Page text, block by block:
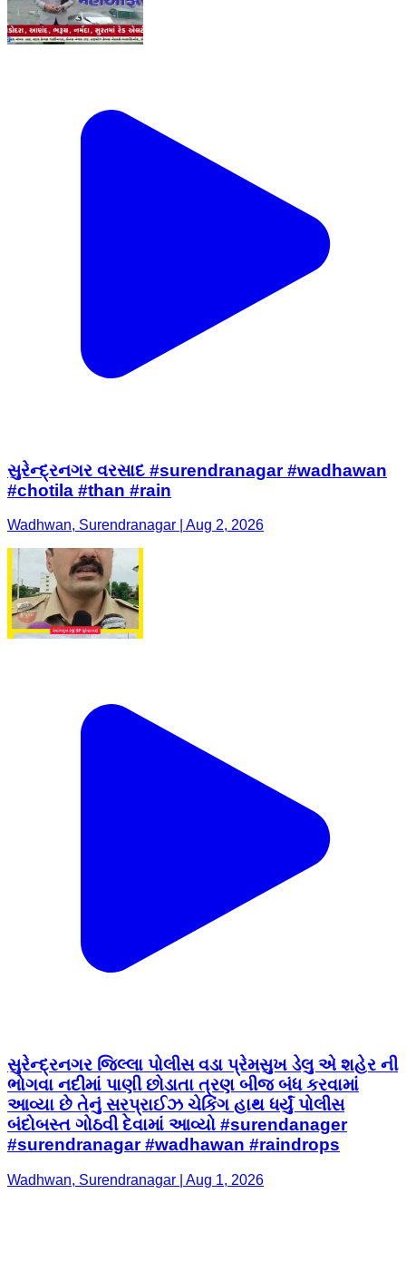
સુરેન્દ્રનગર વરસાદ #surendranagar #wadhawan
#chotila #than #rain
સુરેન્દ્રનગર જિલ્લા પોલીસ વડા પ્રેમસુખ ડેલુ એ શહેર ની
Wadhwan, Surendranagar | Aug 1, 2026
T&CPrivacy PolicyContact UsIPR